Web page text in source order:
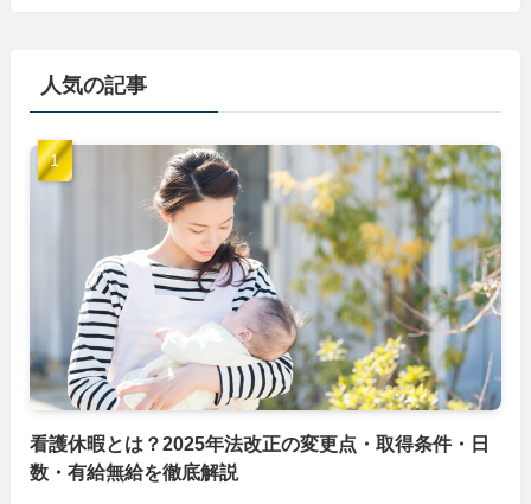
人気の記事
看護休暇とは？2025年法改正の変更点・取得条件・日
数・有給無給を徹底解説